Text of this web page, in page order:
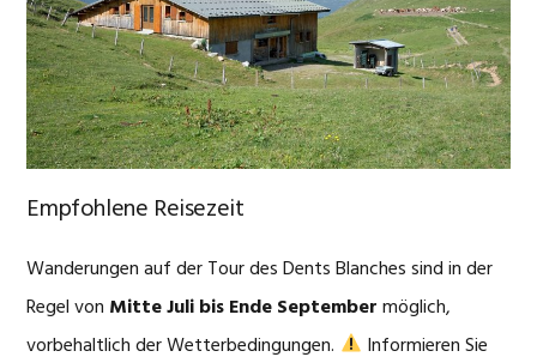
Empfohlene Reisezeit
Wanderungen auf der Tour des Dents Blanches sind in der
Regel von Mitte Juli bis Ende Septembermöglich,
vorbehaltlich der Wetterbedingungen.
Informieren Sie